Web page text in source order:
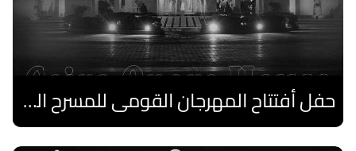
حفل أفتتاح المهرجان القومى للمسرح الصرى